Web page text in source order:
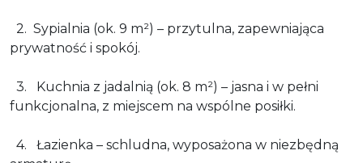
2. Sypialnia (ok. 9 m²) – przytulna, zapewniająca
prywatność i spokój.
3. Kuchnia z jadalnią (ok. 8 m²) – jasna i w pełni
funkcjonalna, z miejscem na wspólne posiłki.
4. Łazienka – schludna, wyposażona w niezbędną